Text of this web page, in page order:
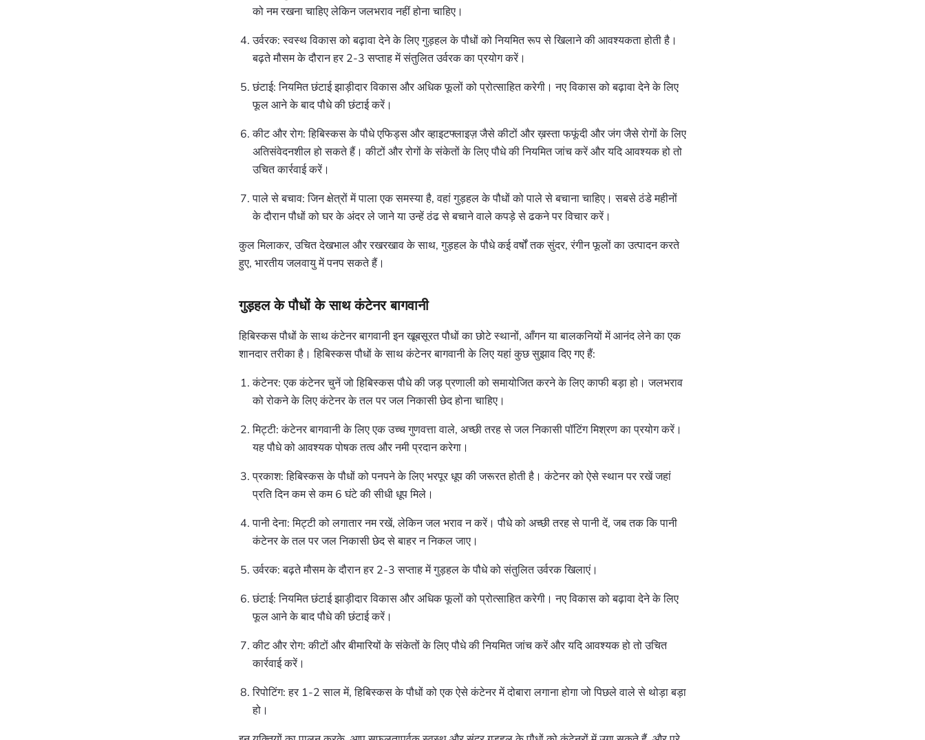
को नम रखना चाहिए लेकिन जलभराव नहीं होना चाहिए।
उर्वरक: स्वस्थ विकास को बढ़ावा देने के लिए गुड़हल के पौधों को नियमित रूप से खिलाने की आवश्यकता होती है।
बढ़ते मौसम के दौरान हर 2-3 सप्ताह में संतुलित उर्वरक का प्रयोग करें।
छंटाई: नियमित छंटाई झाड़ीदार विकास और अधिक फूलों को प्रोत्साहित करेगी। नए विकास को बढ़ावा देने के लिए
फूल आने के बाद पौधे की छंटाई करें।
कीट और रोग: हिबिस्कस के पौधे एफिड्स और व्हाइटफ्लाइज़ जैसे कीटों और ख़स्ता फफूंदी और जंग जैसे रोगों के लिए
अतिसंवेदनशील हो सकते हैं। कीटों और रोगों के संकेतों के लिए पौधे की नियमित जांच करें और यदि आवश्यक हो तो
उचित कार्रवाई करें।
पाले से बचाव: जिन क्षेत्रों में पाला एक समस्या है, वहां गुड़हल के पौधों को पाले से बचाना चाहिए। सबसे ठंडे महीनों
के दौरान पौधों को घर के अंदर ले जाने या उन्हें ठंढ से बचाने वाले कपड़े से ढकने पर विचार करें।
कुल मिलाकर, उचित देखभाल और रखरखाव के साथ, गुड़हल के पौधे कई वर्षों तक सुंदर, रंगीन फूलों का उत्पादन करते
हुए, भारतीय जलवायु में पनप सकते हैं।
गुड़हल के पौधों के साथ कंटेनर बागवानी
हिबिस्कस पौधों के साथ कंटेनर बागवानी इन खूबसूरत पौधों का छोटे स्थानों, आँगन या बालकनियों में आनंद लेने का एक
शानदार तरीका है। हिबिस्कस पौधों के साथ कंटेनर बागवानी के लिए यहां कुछ सुझाव दिए गए हैं:
कंटेनर: एक कंटेनर चुनें जो हिबिस्कस पौधे की जड़ प्रणाली को समायोजित करने के लिए काफी बड़ा हो। जलभराव
को रोकने के लिए कंटेनर के तल पर जल निकासी छेद होना चाहिए।
मिट्टी: कंटेनर बागवानी के लिए एक उच्च गुणवत्ता वाले, अच्छी तरह से जल निकासी पॉटिंग मिश्रण का प्रयोग करें।
यह पौधे को आवश्यक पोषक तत्व और नमी प्रदान करेगा।
प्रकाश: हिबिस्कस के पौधों को पनपने के लिए भरपूर धूप की जरूरत होती है। कंटेनर को ऐसे स्थान पर रखें जहां
प्रति दिन कम से कम 6 घंटे की सीधी धूप मिले।
पानी देना: मिट्टी को लगातार नम रखें, लेकिन जल भराव न करें। पौधे को अच्छी तरह से पानी दें, जब तक कि पानी
कंटेनर के तल पर जल निकासी छेद से बाहर न निकल जाए।
उर्वरक: बढ़ते मौसम के दौरान हर 2-3 सप्ताह में गुड़हल के पौधे को संतुलित उर्वरक खिलाएं।
छंटाई: नियमित छंटाई झाड़ीदार विकास और अधिक फूलों को प्रोत्साहित करेगी। नए विकास को बढ़ावा देने के लिए
फूल आने के बाद पौधे की छंटाई करें।
कीट और रोग: कीटों और बीमारियों के संकेतों के लिए पौधे की नियमित जांच करें और यदि आवश्यक हो तो उचित
कार्रवाई करें।
रिपोटिंग: हर 1-2 साल में, हिबिस्कस के पौधों को एक ऐसे कंटेनर में दोबारा लगाना होगा जो पिछले वाले से थोड़ा बड़ा
हो।